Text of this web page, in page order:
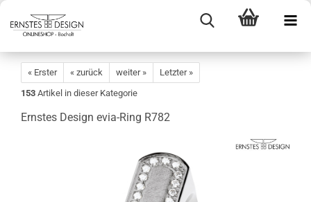
« Erster « zurück weiter »
Letzter »
153 Artikel in dieser Kategorie
Ernstes Design evia-Ring R782